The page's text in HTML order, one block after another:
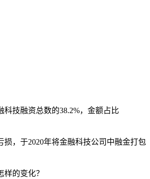
技融资总数的38.2%，金额占比
，于2020年将金融科技公司中融金打包
的变化？